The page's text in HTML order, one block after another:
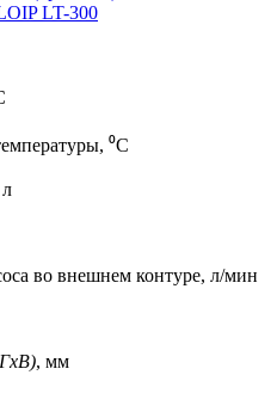
⁰С
во внешнем контуре, л/мин
, мм